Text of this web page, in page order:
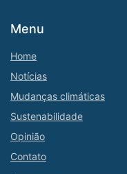
Menu
Home
Notícias
Mudanças climáticas
Sustenabilidade
Opinião
Contato